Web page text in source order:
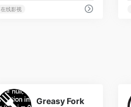
在线影视
Greasy Fork